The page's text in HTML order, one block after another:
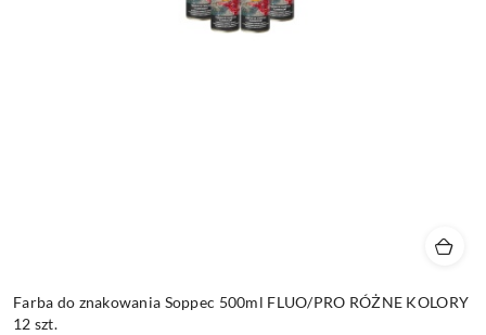
Farba do znakowania Soppec 500ml FLUO/PRO RÓŻNE KOLORY
12 szt.